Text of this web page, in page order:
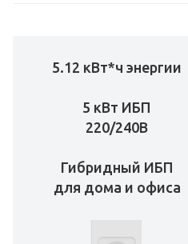
5.12 кВт*ч энергии
5 кВт ИБП
220/240В
Гибридный ИБП
для дома и офиса